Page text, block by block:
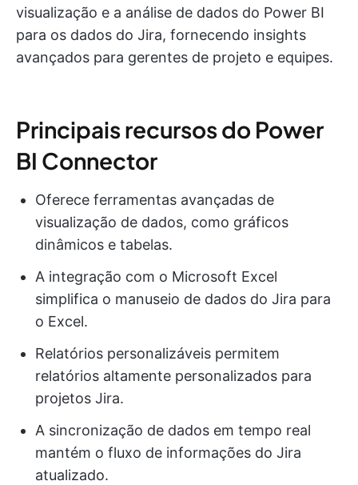
visualização e a análise de dados do Power BI
para os dados do Jira, fornecendo insights
avançados para gerentes de projeto e equipes.
Principais recursos do Power
BI Connector
Oferece ferramentas avançadas de
visualização de dados, como gráficos
dinâmicos e tabelas.
A integração com o Microsoft Excel
simplifica o manuseio de dados do Jira para
o Excel.
Relatórios personalizáveis permitem
relatórios altamente personalizados para
projetos Jira.
A sincronização de dados em tempo real
mantém o fluxo de informações do Jira
atualizado.